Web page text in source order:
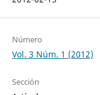
Número
Vol. 3 Núm. 1 (2012)
Sección